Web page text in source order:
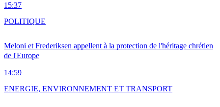
15:37
Meloni et Frederiksen appellent à la protection de l'héritage chrétien
de l'Europe
14:59
POLITIQUE
ENERGIE, ENVIRONNEMENT ET TRANSPORT